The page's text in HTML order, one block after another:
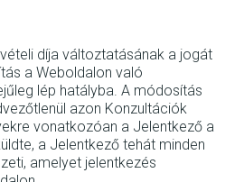
díja változtatásának a jogát
a Weboldalon való
lép hatályba. A módosítás
azon Konzultációk
vonatkozóan a Jelentkező a
a Jelentkező tehát minden
amelyet jelentkezés